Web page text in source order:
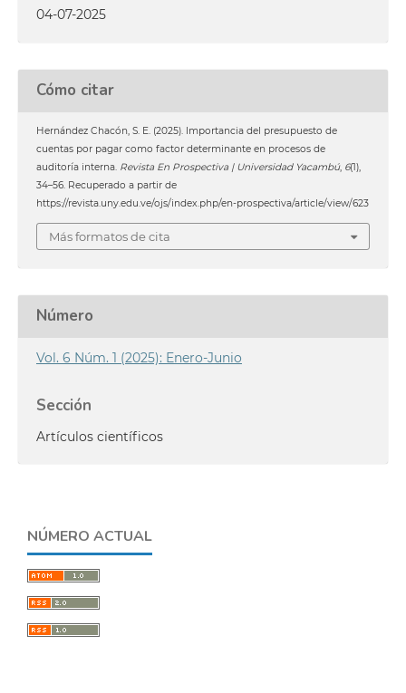
04-07-2025
Cómo citar
Hernández Chacón, S. E. (2025). Importancia del presupuesto de
cuentas por pagar como factor determinante en procesos de
auditoría interna. Revista En Prospectiva | Universidad Yacambú, 6(1),
34–56. Recuperado a partir de
https://revista.uny.edu.ve/ojs/index.php/en-prospectiva/article/view/623
Más formatos de cita
Número
Vol. 6 Núm. 1 (2025): Enero-Junio
Sección
Artículos científicos
NÚMERO ACTUAL